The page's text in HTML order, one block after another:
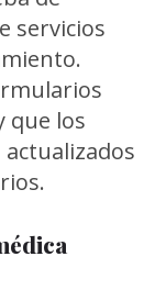
servicios
que los